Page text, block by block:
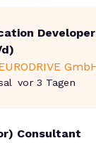
Developer
Veröffentlicht
vor 3 Tagen
Consultant